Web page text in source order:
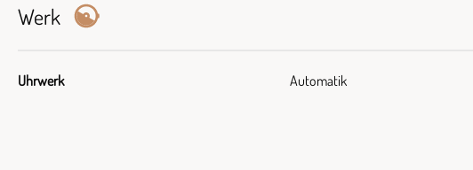
Werk
Uhrwerk Automatik